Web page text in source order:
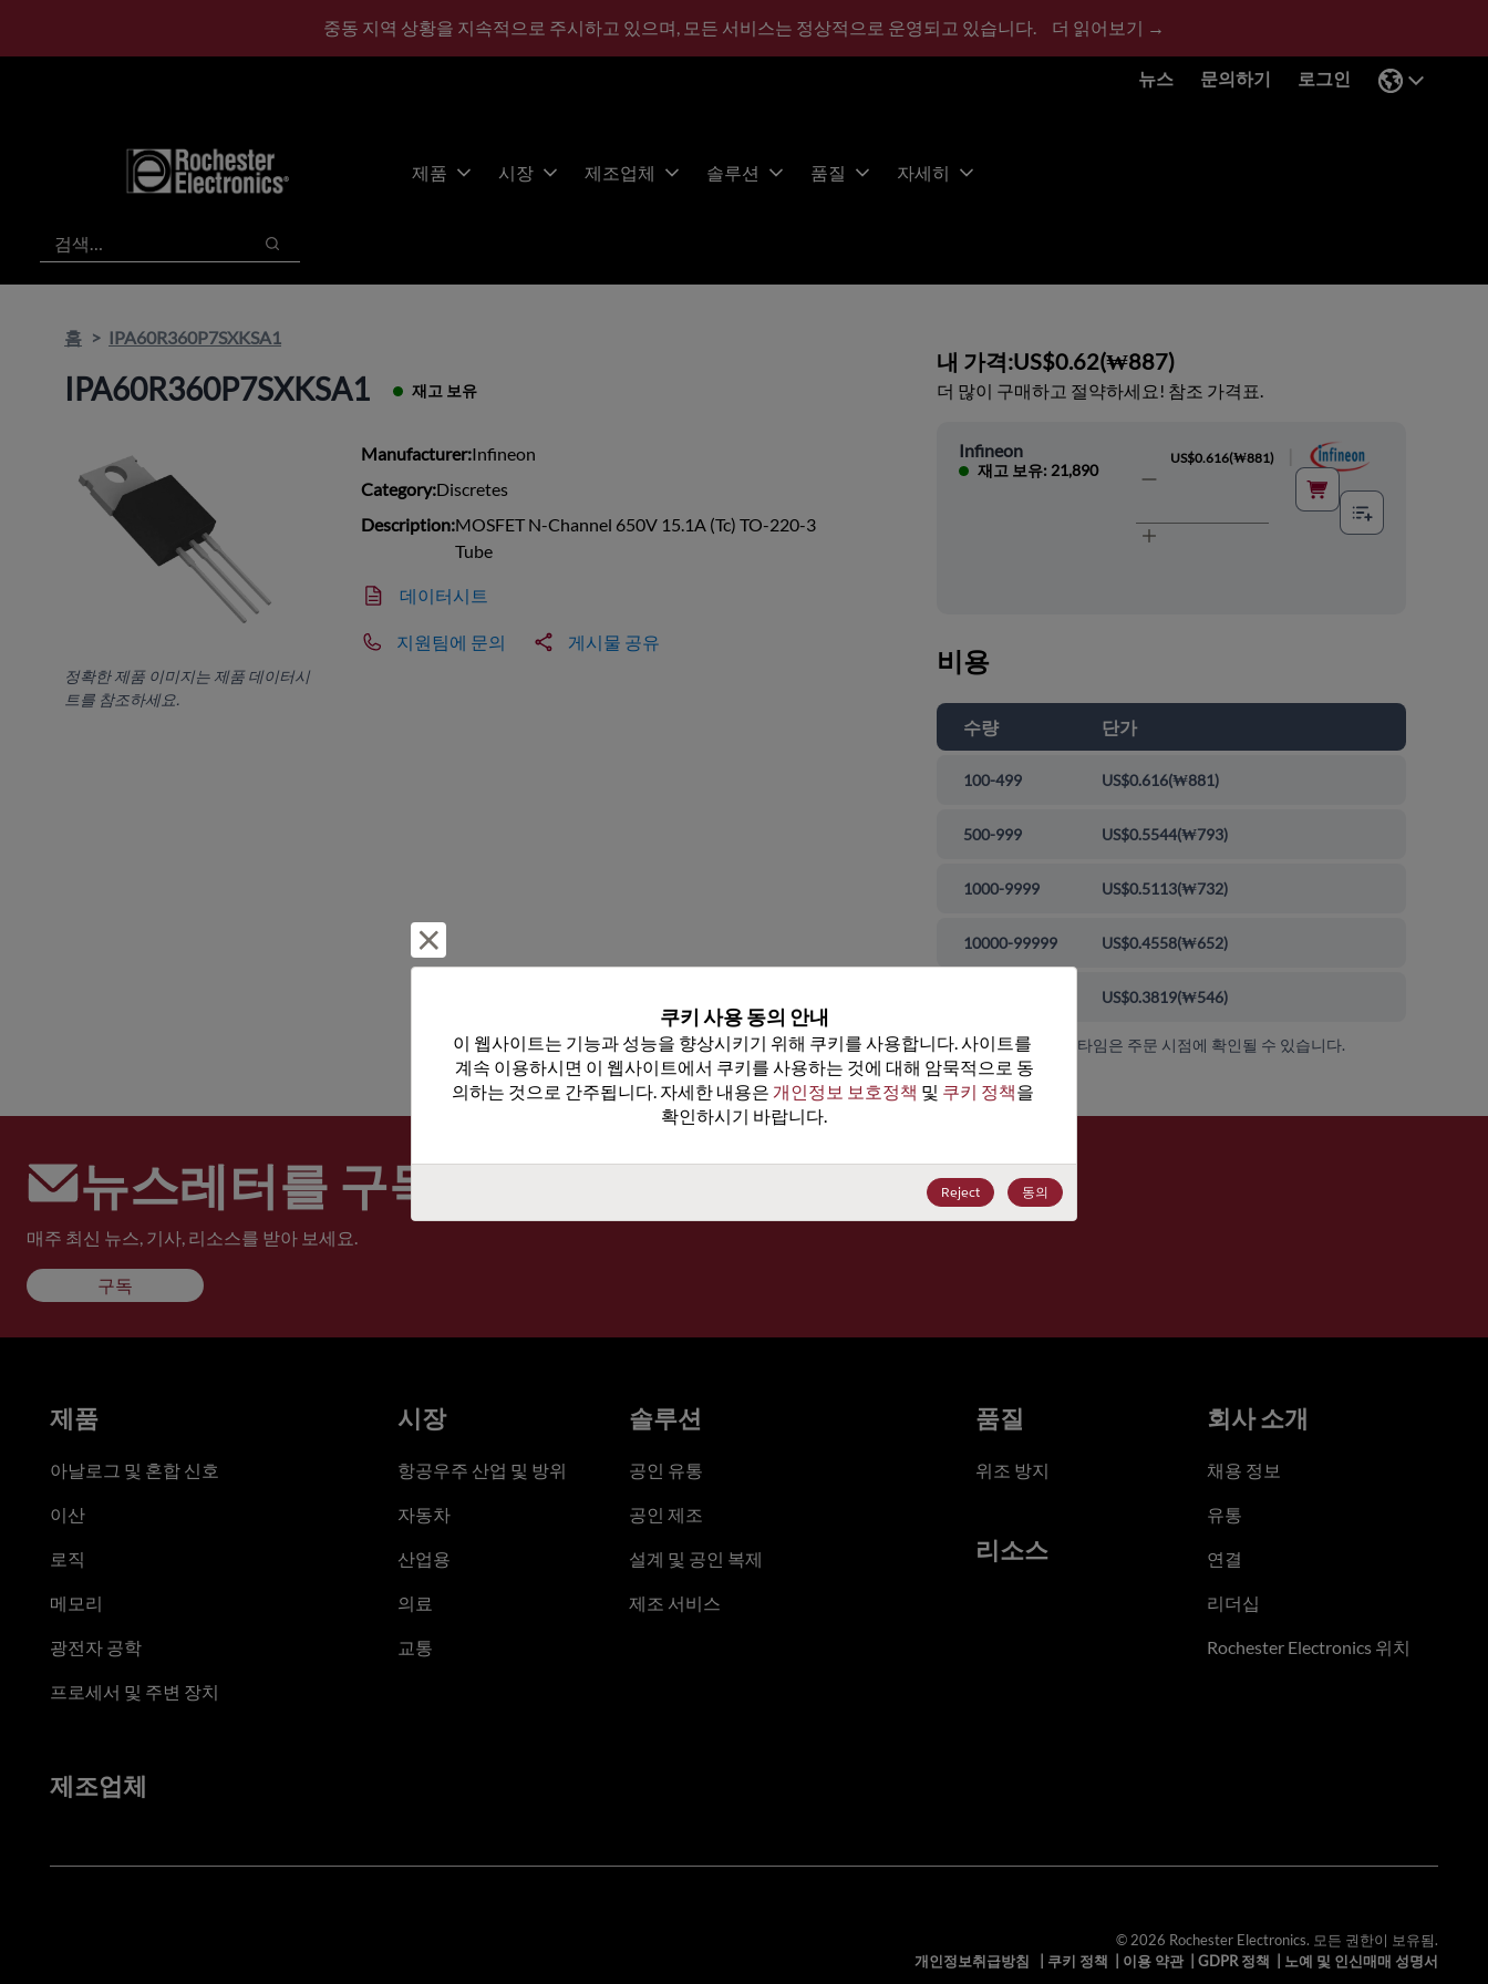
중동 지역 상황을 지속적으로 주시하고 있으며, 모든 서비스는 정상적으로 운영되고 있습니다. 더 읽어보기 →
뉴스 문의하기 로그인
제품 시장 제조업체 솔루션 품질 자세히
검색
검색
홈 IPA60R360P7SXKSA1
IPA60R360P7SXKSA1 재고 보유
정확한 제품 이미지는 제품 데이터시
트를 참조하세요.
Manufacturer:Infineon
Category:Discretes
Description:MOSFET N-Channel 650V 15.1A (Tc) TO-220-3
Tube
데이터시트
지원팀에 문의 게시물 공유
내 가격:US$0.62(₩887)
더 많이 구매하고 절약하세요! 참조 가격표.
Infineon
재고 보유: 21,890
US$0.616(₩881)
비용
수량 단가
100-499 US$0.616(₩881)
500-999 US$0.5544(₩793)
1000-9999 US$0.5113(₩732)
10000-99999 US$0.4558(₩652)
US$0.3819(₩546)
가격, 가용성 및 리드 타임은 주문 시점에 확인될 수 있습니다.
뉴스레터를 구독하세요
매주 최신 뉴스, 기사, 리소스를 받아 보세요.
구독
쿠키 사용 동의 안내
이 웹사이트는 기능과 성능을 향상시키기 위해 쿠키를 사용합니다. 사이트를
계속 이용하시면 이 웹사이트에서 쿠키를 사용하는 것에 대해 암묵적으로 동
의하는 것으로 간주됩니다. 자세한 내용은 개인정보 보호정책 및 쿠키 정책을
확인하시기 바랍니다.
Reject 동의
제품
아날로그 및 혼합 신호
이산
로직
메모리
광전자 공학
프로세서 및 주변 장치
시장
항공우주 산업 및 방위
자동차
산업용
의료
교통
솔루션
공인 유통
공인 제조
설계 및 공인 복제
제조 서비스
품질
위조 방지
리소스
회사 소개
채용 정보
유통
연결
리더십
Rochester Electronics 위치
제조업체
© 2026 Rochester Electronics. 모든 권한이 보유됨.
개인정보취급방침
쿠키 정책 이용 약관| GDPR 정책 노예 및 인신매매 성명서